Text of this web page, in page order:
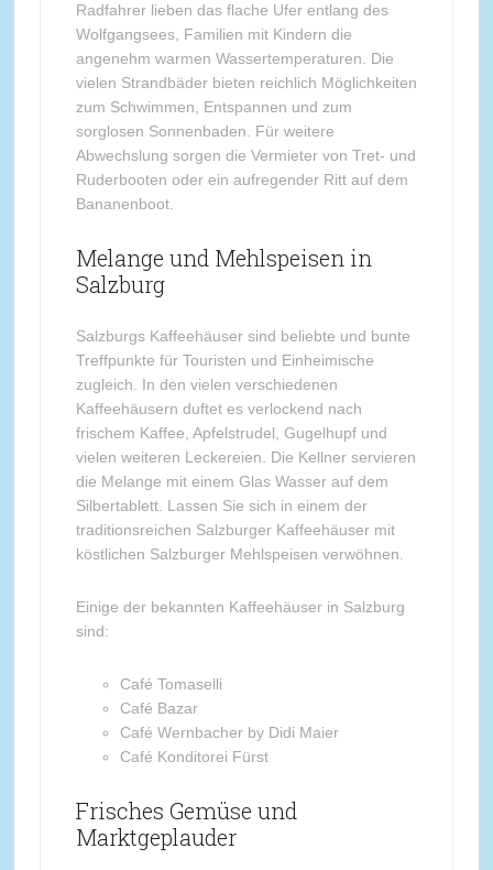
Radfahrer lieben das flache Ufer entlang des
Wolfgangsees, Familien mit Kindern die
angenehm warmen Wassertemperaturen. Die
vielen Strandbäder bieten reichlich Möglichkeiten
zum Schwimmen, Entspannen und zum
sorglosen Sonnenbaden. Für weitere
Abwechslung sorgen die Vermieter von Tret- und
Ruderbooten oder ein aufregender Ritt auf dem
Bananenboot.
Melange und Mehlspeisen in
Salzburg
Salzburgs Kaffeehäuser sind beliebte und bunte
Treffpunkte für Touristen und Einheimische
zugleich. In den vielen verschiedenen
Kaffeehäusern duftet es verlockend nach
frischem Kaffee, Apfelstrudel, Gugelhupf und
vielen weiteren Leckereien. Die Kellner servieren
die Melange mit einem Glas Wasser auf dem
Silbertablett. Lassen Sie sich in einem der
traditionsreichen Salzburger Kaffeehäuser mit
köstlichen Salzburger Mehlspeisen verwöhnen.
Einige der bekannten Kaffeehäuser in Salzburg
sind:
Café Tomaselli
Café Bazar
Café Wernbacher by Didi Maier
Café Konditorei Fürst
Frisches Gemüse und
Marktgeplauder